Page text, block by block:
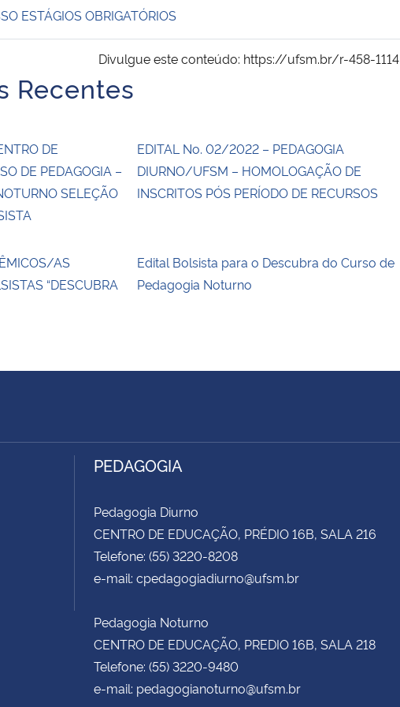
ESTÁGIOS OBRIGATÓRIOS
Divulgue este conteúdo: https://ufsm.br/r-458-1114
Recentes
DE
DE PEDAGOGIA –
SELEÇÃO
EDITAL No. 02/2022 – PEDAGOGIA
DIURNO/UFSM – HOMOLOGAÇÃO DE
INSCRITOS PÓS PERÍODO DE RECURSOS
AS
“DESCUBRA
Edital Bolsista para o Descubra do Curso de
Pedagogia Noturno
PEDAGOGIA
Pedagogia Diurno
CENTRO DE EDUCAÇÃO, PRÉDIO 16B, SALA 216
Telefone: (55) 3220-8208
e-mail: cpedagogiadiurno@ufsm.br
Pedagogia Noturno
CENTRO DE EDUCAÇÃO, PREDIO 16B, SALA 218
Telefone: (55) 3220-9480
e-mail: pedagogianoturno@ufsm.br